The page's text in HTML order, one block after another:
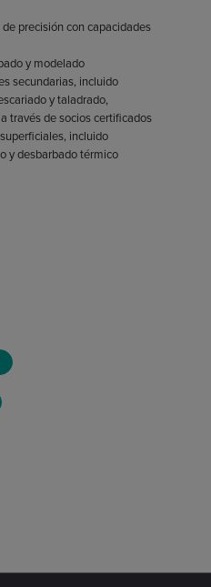
precisión con capacidades
y modelado
secundarias, incluido
y taladrado,
través de socios certificados
incluido
y desbarbado térmico